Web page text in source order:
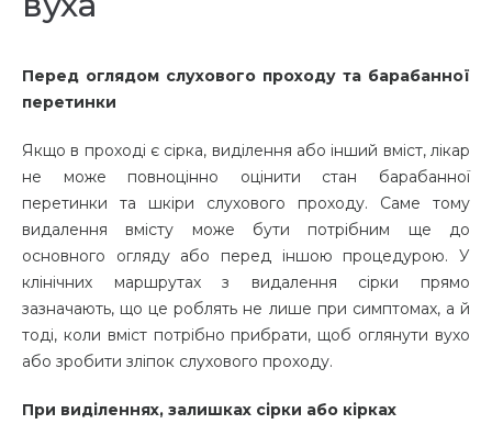
Перед оглядом слухового проходу та барабанної
перетинки
Якщо в проході є сірка, виділення або інший вміст, лікар
не може повноцінно оцінити стан барабанної
перетинки та шкіри слухового проходу. Саме тому
видалення вмісту може бути потрібним ще до
основного огляду або перед іншою процедурою. У
клінічних маршрутах з видалення сірки прямо
зазначають, що це роблять не лише при симптомах, а й
тоді, коли вміст потрібно прибрати, щоб оглянути вухо
або зробити зліпок слухового проходу.
При виділеннях, залишках сірки або кірках